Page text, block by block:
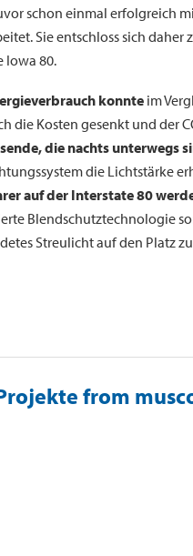
schon einmal erfolgreich
Sie entschloss sich
Iowa 80.
konnte im
die Kosten gesenkt und der
die nachts unterwegs
die Lichtstärke
auf der Interstate 80
Blendschutztechnologie
Streulicht auf den Platz
from